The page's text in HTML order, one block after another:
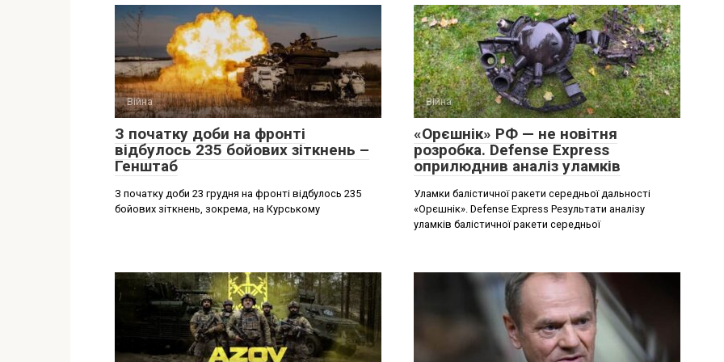
Війна
З початку доби на фронті
відбулось 235 бойових зіткнень –
Генштаб
З початку доби 23 грудня на фронті відбулось 235
бойових зіткнень, зокрема, на Курському
Війна
«Орєшнік» РФ — не новітня
розробка. Defense Express
оприлюднив аналіз уламків
Уламки балістичної ракети середньої дальності
«Орєшнік». Defense Express Результати аналізу
уламків балістичної ракети середньої